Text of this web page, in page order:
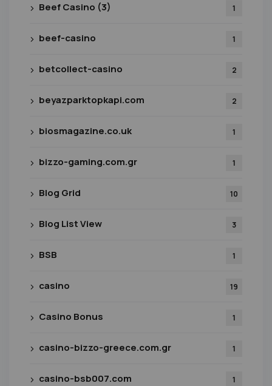
Beef Casino (3) 1
beef-casino 1
betcollect-casino 2
beyazparktopkapi.com 2
biosmagazine.co.uk 1
bizzo-gaming.com.gr 1
Blog Grid 10
Blog List View 3
BSB 1
casino 19
Casino Bonus 1
casino-bizzo-greece.com.gr 1
casino-bsb007.com 1